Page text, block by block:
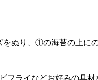
ぬり、①の海苔の上にの
ライなどお好みの具材